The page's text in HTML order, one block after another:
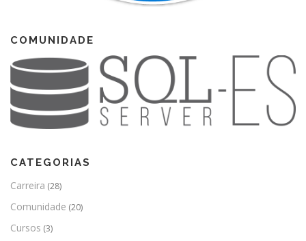
COMUNIDADE
CATEGORIAS
Carreira (28)
Comunidade (20)
Cursos (3)